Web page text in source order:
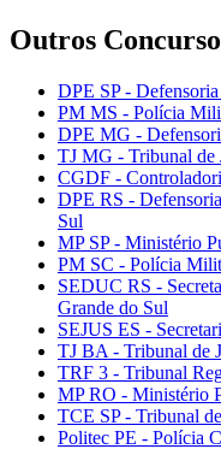
Outros
DPE SP -
PM MS - Polícia
DPE MG -
TJ MG - Tribunal de
CGDF -
DPE RS -
Sul
MP SP - Ministério
PM SC - Polícia
SEDUC RS -
Grande do Sul
SEJUS ES -
TJ BA - Tribunal de
TRF 3 - Tribunal
MP RO - Ministério
TCE SP - Tribunal
Politec PE - Polícia